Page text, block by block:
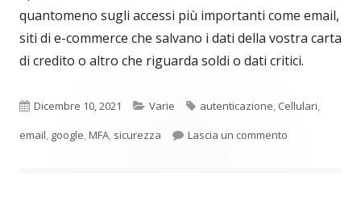
quantomeno sugli accessi più importanti come email,
siti di e-commerce che salvano i dati della vostra carta
di credito o altro che riguarda soldi o dati critici.
Pubblicato
Dicembre 10, 2021 Categorie
Varie Tag
autenticazione, Cellulari,
email, google,MFA, sicurezza Lascia un commento